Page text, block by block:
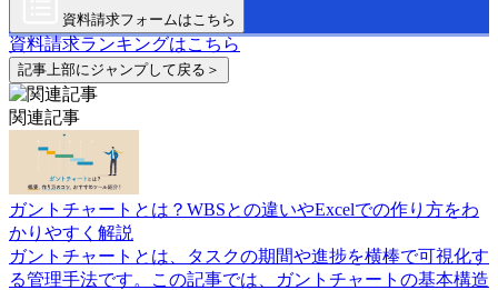
資料請求フォームはこちら
資料請求ランキングはこちら
記事上部にジャンプして戻る＞
関連記事
ガントチャートとは？WBSとの違いやExcelでの作り方をわ
かりやすく解説
ガントチャートとは、タスクの期間や進捗を横棒で可視化す
る管理手法です。この記事では、ガントチャートの基本構造